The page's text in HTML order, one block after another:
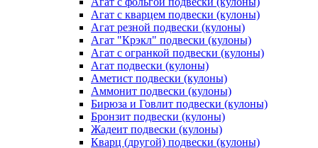
Агат с кварцем подвески (кулоны)
Агат резной подвески (кулоны)
Агат "Крэкл" подвески (кулоны)
Агат с огранкой подвески (кулоны)
Агат подвески (кулоны)
Аметист подвески (кулоны)
Аммонит подвески (кулоны)
Бирюза и Говлит подвески (кулоны)
Бронзит подвески (кулоны)
Жадеит подвески (кулоны)
Кварц (другой) подвески (кулоны)